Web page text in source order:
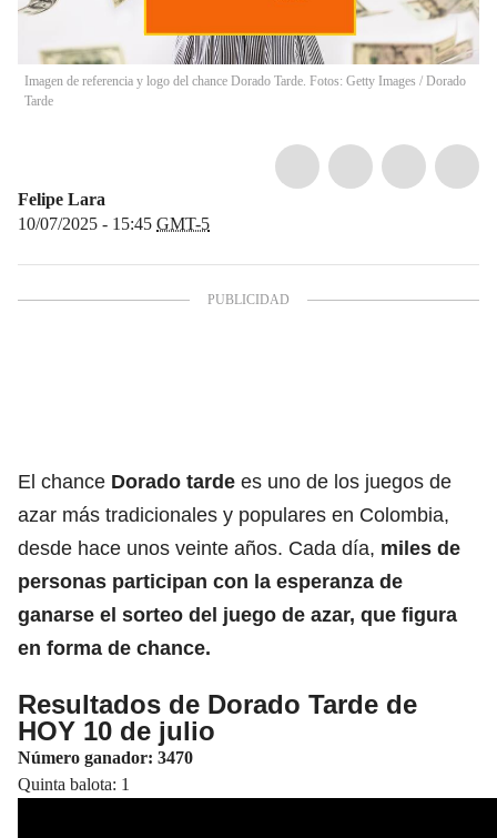
Imagen de referencia y logo del chance Dorado Tarde. Fotos: Getty Images / Dorado
Tarde
Felipe Lara
10/07/2025 - 15:45 GMT-5
El chance Dorado tarde es uno de los juegos de
azar más tradicionales y populares en Colombia,
desde hace unos veinte años. Cada día, miles de
personas participan con la esperanza de
ganarse el sorteo del juego de azar, que figura
en forma de chance.
Resultados de Dorado Tarde de
HOY 10 de julio
Número ganador: 3470
Quinta balota: 1